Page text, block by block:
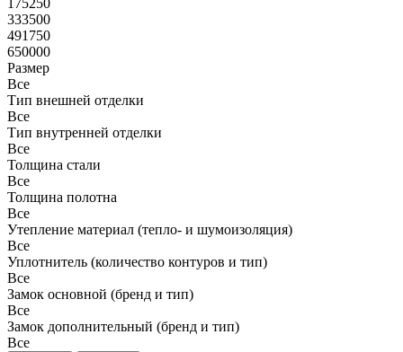
175250
333500
491750
650000
Размер
Все
Тип внешней отделки
Все
Тип внутренней отделки
Все
Толщина стали
Все
Толщина полотна
Все
Утепление материал (тепло- и шумоизоляция)
Все
Уплотнитель (количество контуров и тип)
Все
Замок основной (бренд и тип)
Все
Замок дополнительный (бренд и тип)
Все